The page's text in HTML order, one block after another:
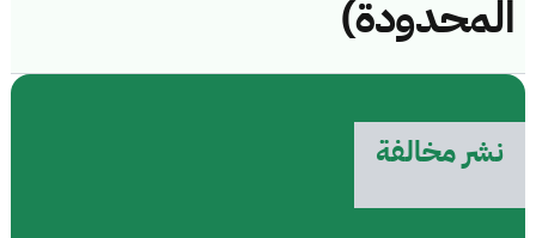
المحدودة)
نشر مخالفة